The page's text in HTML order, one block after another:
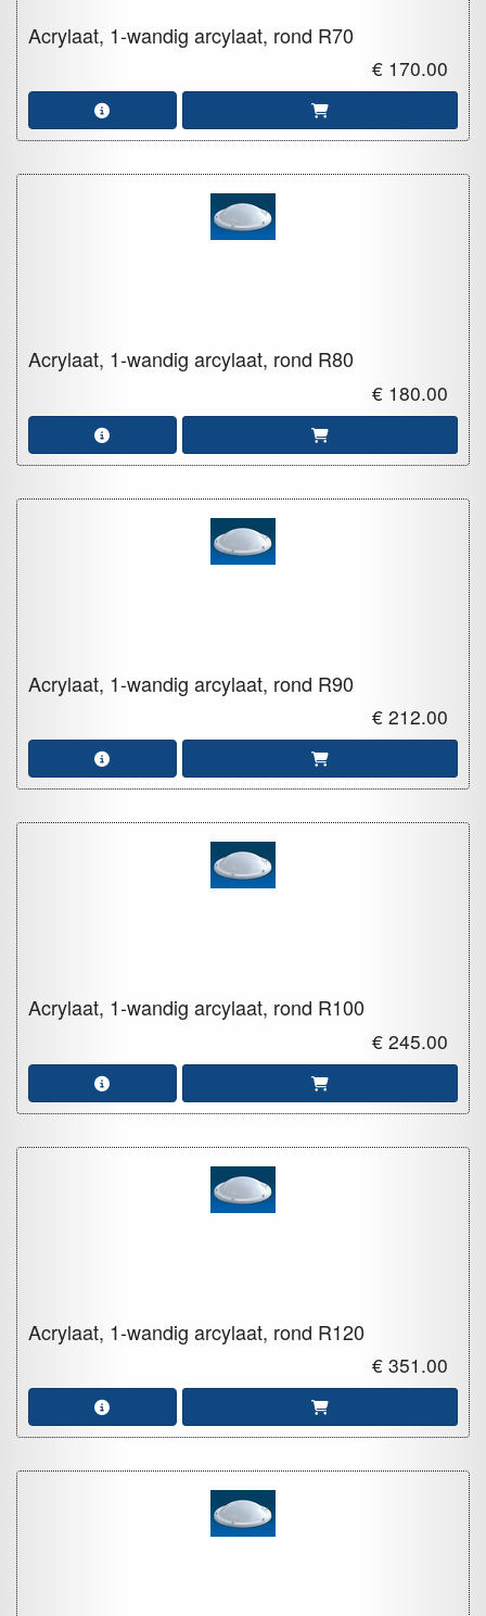
Acrylaat, 1-wandig arcylaat, rond R70
€ 170.00
Acrylaat, 1-wandig arcylaat, rond R80
€ 180.00
Acrylaat, 1-wandig arcylaat, rond R90
€ 212.00
Acrylaat, 1-wandig arcylaat, rond R100
€ 245.00
Acrylaat, 1-wandig arcylaat, rond R120
€ 351.00